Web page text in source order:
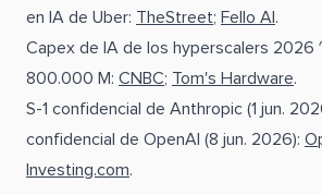
en IA de Uber: TheStreet; Fello AI .
Capex de IA de los hyperscalers 2026
800.000 M: CNBC; Tom's Hardware.
S-1 confidencial de Anthropic (1 jun.
confidencial de OpenAI (8 jun. 2026):
Investing.com.